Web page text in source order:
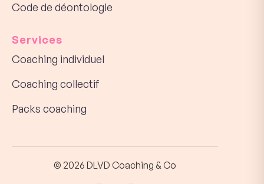
Code de déontologie
Services
Coaching individuel
Coaching collectif
Packs coaching
© 2026 DLVD Coaching & Co